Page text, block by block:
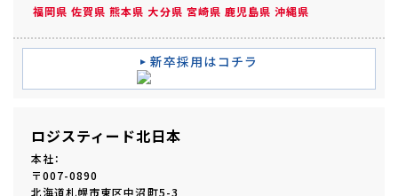
福岡県 佐賀県 熊本県 大分県 宮崎県 鹿児島県 沖縄県
新卒採用はコチラ
ロジスティード北日本
本社：
〒007-0890
北海道札幌市東区中沼町5-3